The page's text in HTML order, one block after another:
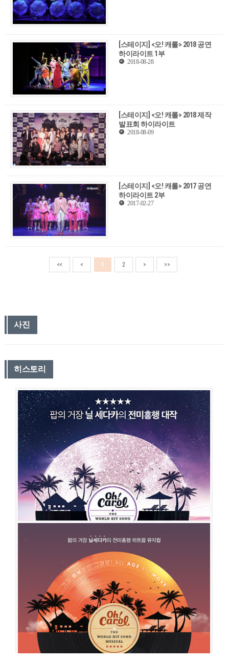
[스테이지] <오! 캐롤> 2018 공연
하이라이트 1부
2018-08-28
[스테이지] <오! 캐롤> 2018 제작
발표회 하이라이트
2018-08-09
[스테이지] <오! 캐롤> 2017 공연
하이라이트 2부
2017-02-27
<< < 1 2 > >>
사진
히스토리